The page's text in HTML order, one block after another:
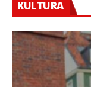
KULTURA